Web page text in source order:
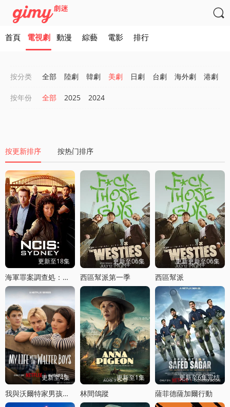

首頁 電視劇 動漫 綜藝 電影 排行
按分类 全部 陸劇 韓劇 美劇 日劇 台劇 海外劇 港劇
按年份 全部 2025 2024
按更新排序 按热门排序
更新至18集
海軍罪案調查処：悉尼第三季
更新至06集
西區幫派第一季
更新更新至06集
西區幫派
更新至4集
我與沃爾特家男孩的生活第三季
更新至1集
林間鴿蹤
更新至6集完结
薩菲德薩加爾行動